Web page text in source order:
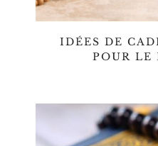
IDÉES DE
POUR LE